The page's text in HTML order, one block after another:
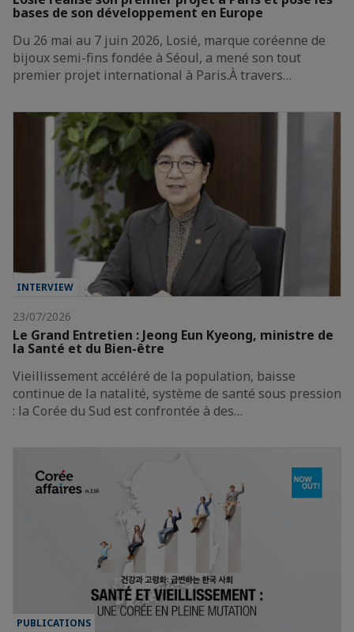
bases de son développement en Europe
Du 26 mai au 7 juin 2026, Losié, marque coréenne de
bijoux semi-fins fondée à Séoul, a mené son tout
premier projet international à Paris.À travers…
INTERVIEW
23/07/2026
Le Grand Entretien : Jeong Eun Kyeong, ministre de
la Santé et du Bien-être
Vieillissement accéléré de la population, baisse
continue de la natalité, système de santé sous pression
: la Corée du Sud est confrontée à des…
PUBLICATIONS